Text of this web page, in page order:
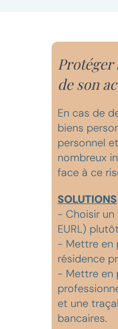
de son
En cas de
biens
personnel
nombreux
face à ce
SOLUTIONS
- Choisir un
EURL)
- Mettre en
résidence
- Mettre en
et une
bancaires.